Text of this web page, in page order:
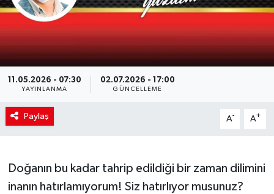
11.05.2026 - 07:30
YAYINLANMA
02.07.2026 - 17:00
GÜNCELLEME
Paylaş A- A+
Doğanın bu kadar tahrip edildiği bir zaman dilimini
inanın hatırlamıyorum! Siz hatırlıyor musunuz?